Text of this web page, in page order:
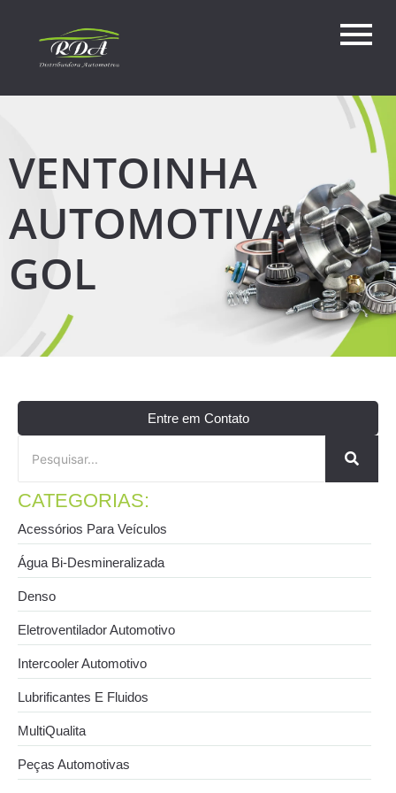
VENTOINHA
AUTOMOTIVA
GOL
Entre em Contato
CATEGORIAS:
Acessórios Para Veículos
Água Bi-Desmineralizada
Denso
Eletroventilador Automotivo
Intercooler Automotivo
Lubrificantes E Fluidos
MultiQualita
Peças Automotivas